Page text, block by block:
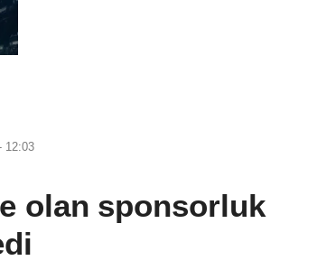
12:03
olan sponsorluk